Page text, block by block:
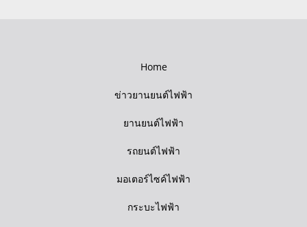
Home
ข่าวยานยนต์ไฟฟ้า
ยานยนต์ไฟฟ้า
รถยนต์ไฟฟ้า
มอเตอร์ไซค์ไฟฟ้า
กระบะไฟฟ้า